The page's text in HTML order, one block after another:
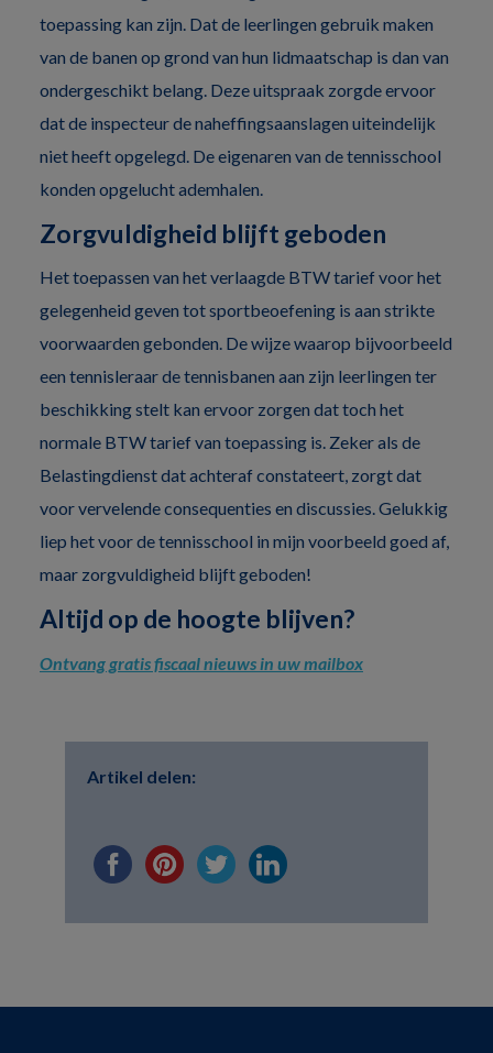
toepassing kan zijn. Dat de leerlingen gebruik maken
van de banen op grond van hun lidmaatschap is dan van
ondergeschikt belang. Deze uitspraak zorgde ervoor
dat de inspecteur de naheffingsaanslagen uiteindelijk
niet heeft opgelegd. De eigenaren van de tennisschool
konden opgelucht ademhalen.
Zorgvuldigheid blijft geboden
Het toepassen van het verlaagde BTW tarief voor het
gelegenheid geven tot sportbeoefening is aan strikte
voorwaarden gebonden. De wijze waarop bijvoorbeeld
een tennisleraar de tennisbanen aan zijn leerlingen ter
beschikking stelt kan ervoor zorgen dat toch het
normale BTW tarief van toepassing is. Zeker als de
Belastingdienst dat achteraf constateert, zorgt dat
voor vervelende consequenties en discussies. Gelukkig
liep het voor de tennisschool in mijn voorbeeld goed af,
maar zorgvuldigheid blijft geboden!
Altijd op de hoogte blijven?
Ontvang gratis fiscaal nieuws in uw mailbox
Artikel delen: